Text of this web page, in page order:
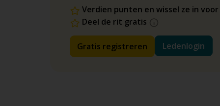
Verdien punten en wissel ze in
Deel de rit gratis
Gratis registreren Ledenlogin